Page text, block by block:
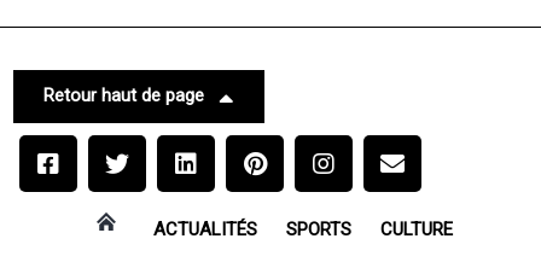
Retour haut de page
ACTUALITÉS SPORTS CULTURE